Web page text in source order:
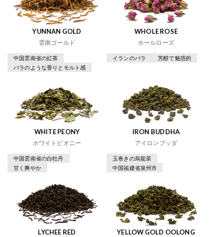
YUNNAN GOLD
雲南ゴールド
中国雲南省の紅茶
バラのような香りとモルト感
WHOLE ROSE
ホールローズ
イランのバラ 芳醇で魅惑的
WHITE PEONY
ホワイトピオニー
中国雲南省の白牡丹
甘く爽やか
IRON BUDDHA
アイロンブッダ
玉巻きの烏龍茶
中国福建省泉州市
LYCHEE RED YELLOW GOLD OOLONG